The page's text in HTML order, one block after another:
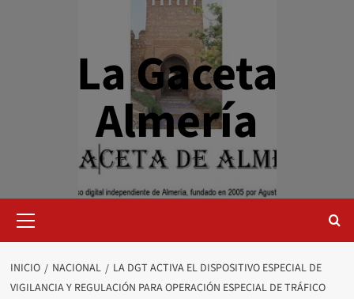
La Gaceta
Almería
primario
INICIO NACIONAL
LA DGT ACTIVA EL DISPOSITIVO ESPECIAL DE
VIGILANCIA Y REGULACIÓN PARA OPERACIÓN ESPECIAL DE TRÁFICO